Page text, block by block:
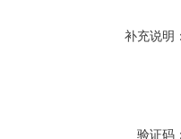
补充说明
验证码